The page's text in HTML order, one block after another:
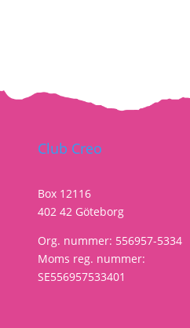
Club Creo
Box 12116
402 42 Göteborg
Org. nummer: 556957-5334
Moms reg. nummer:
SE556957533401